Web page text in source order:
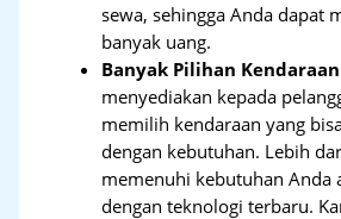
sewa, sehingga Anda dapat
banyak uang.
Banyak Pilihan Kendaraan
menyediakan kepada
memilih kendaraan yang
dengan kebutuhan. Lebih
memenuhi kebutuhan Anda
dengan teknologi terbaru.